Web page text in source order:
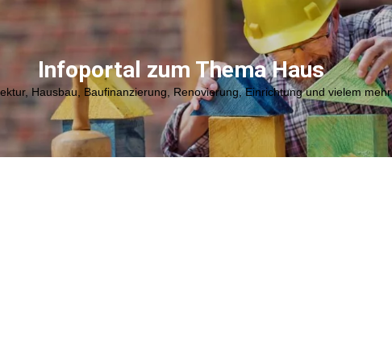
Infoportal zum Thema Haus
Hausbau, Baufinanzierung, Renovierung, Einrichtung und vielem mehr